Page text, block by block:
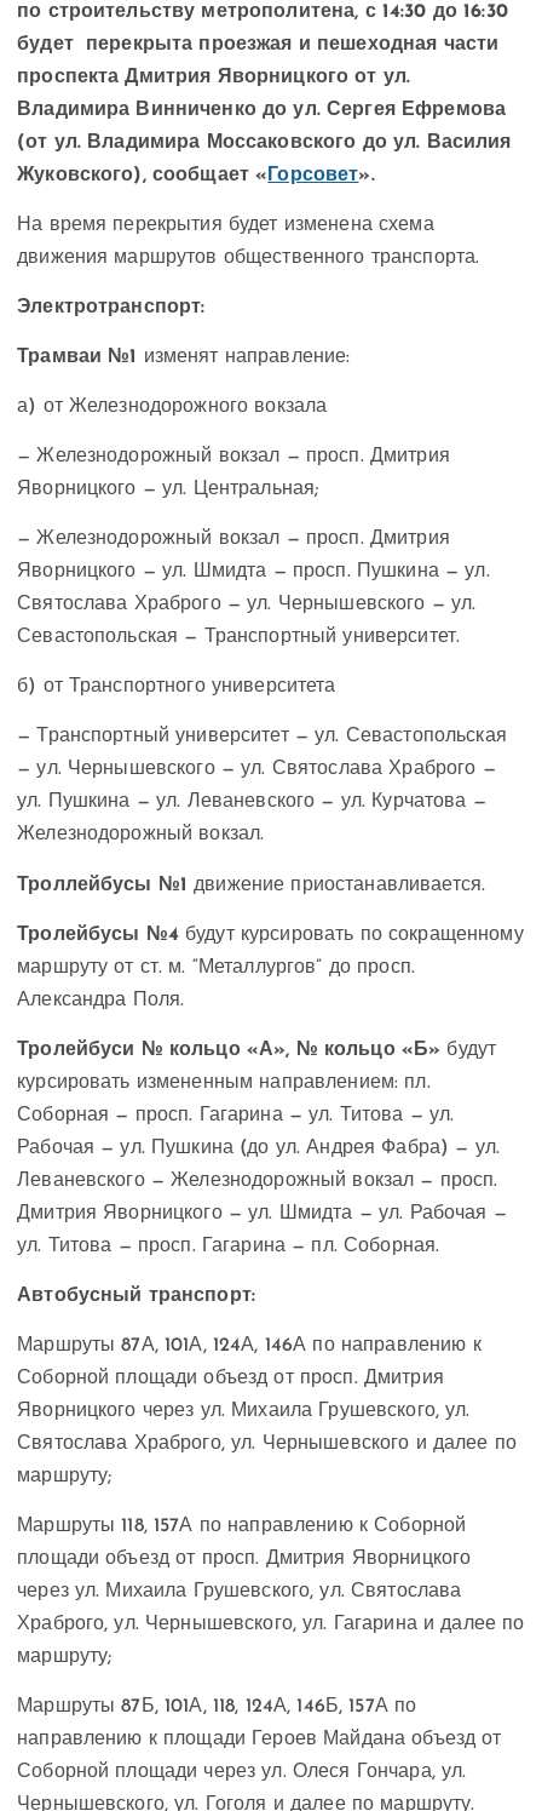
по строительству метрополитена, с 14:30 до 16:30
будет перекрыта проезжая и пешеходная части
проспекта Дмитрия Яворницкого от ул.
Владимира Винниченко до ул. Сергея Ефремова
(от ул. Владимира Моссаковского до ул. Василия
Жуковского), сообщает « Горсовет».
На время перекрытия будет изменена схема
движения маршрутов общественного транспорта.
Электротранспорт:
Трамваи №1 изменят направление:
а) от Железнодорожного вокзала
— Железнодорожный вокзал — просп. Дмитрия
Яворницкого — ул. Центральная;
— Железнодорожный вокзал — просп. Дмитрия
Яворницкого — ул. Шмидта — просп. Пушкина — ул.
Святослава Храброго — ул. Чернышевского — ул.
Севастопольская — Транспортный университет.
б) от Транспортного университета
— Транспортный университет — ул. Севастопольская
— ул. Чернышевского — ул. Святослава Храброго —
ул. Пушкина — ул. Леваневского — ул. Курчатова —
Железнодорожный вокзал.
Троллейбусы №1 движение приостанавливается.
Тролейбусы №4будут курсировать по сокращенному
маршруту от ст. м. “Металлургов” до просп.
Александра Поля.
Тролейбуси № кольцо «А», № кольцо «Б» будут
курсировать измененным направлением: пл.
Соборная — просп. Гагарина — ул. Титова — ул.
Рабочая — ул. Пушкина (до ул. Андрея Фабра) — ул.
Леваневского — Железнодорожный вокзал — просп.
Дмитрия Яворницкого — ул. Шмидта — ул. Рабочая —
ул. Титова — просп. Гагарина — пл. Соборная.
Автобусный транспорт:
Маршруты 87А, 101А, 124А, 146А по направлению к
Соборной площади объезд от просп. Дмитрия
Яворницкого через ул. Михаила Грушевского, ул.
Святослава Храброго, ул. Чернышевского и далее по
маршруту;
Маршруты 118, 157А по направлению к Соборной
площади объезд от просп. Дмитрия Яворницкого
через ул. Михаила Грушевского, ул. Святослава
Храброго, ул. Чернышевского, ул. Гагарина и далее по
маршруту;
Маршруты 87Б, 101А, 118, 124А, 146Б, 157А по
направлению к площади Героев Майдана объезд от
Соборной площади через ул. Олеся Гончара, ул.
Чернышевского, ул. Гоголя и далее по маршруту.